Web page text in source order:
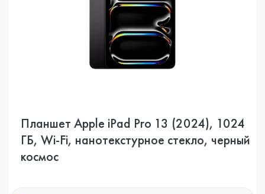
Планшет Apple iPad Pro 13 (2024), 1024
ГБ, Wi-Fi, нанотекстурное стекло, черный
космос